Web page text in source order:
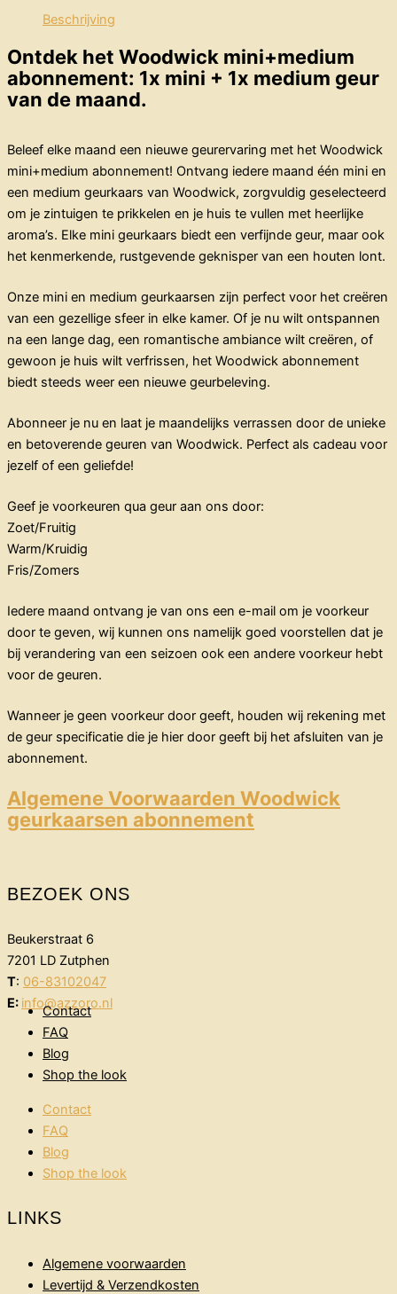
Beschrijving
Ontdek het Woodwick mini+medium
abonnement: 1x mini + 1x medium geur
van de maand.
Beleef elke maand een nieuwe geurervaring met het Woodwick
mini+medium abonnement! Ontvang iedere maand één mini en
een medium geurkaars van Woodwick, zorgvuldig geselecteerd
om je zintuigen te prikkelen en je huis te vullen met heerlijke
aroma’s. Elke mini geurkaars biedt een verfijnde geur, maar ook
het kenmerkende, rustgevende geknisper van een houten lont.
Onze mini en medium geurkaarsen zijn perfect voor het creëren
van een gezellige sfeer in elke kamer. Of je nu wilt ontspannen
na een lange dag, een romantische ambiance wilt creëren, of
gewoon je huis wilt verfrissen, het Woodwick abonnement
biedt steeds weer een nieuwe geurbeleving.
Abonneer je nu en laat je maandelijks verrassen door de unieke
en betoverende geuren van Woodwick. Perfect als cadeau voor
jezelf of een geliefde!
Geef je voorkeuren qua geur aan ons door:
Zoet/Fruitig
Warm/Kruidig
Fris/Zomers
Iedere maand ontvang je van ons een e-mail om je voorkeur
door te geven, wij kunnen ons namelijk goed voorstellen dat je
bij verandering van een seizoen ook een andere voorkeur hebt
voor de geuren.
Wanneer je geen voorkeur door geeft, houden wij rekening met
de geur specificatie die je hier door geeft bij het afsluiten van je
abonnement.
Algemene Voorwaarden Woodwick
geurkaarsen abonnement
BEZOEK ONS
Beukerstraat 6
7201 LD Zutphen
T: 06-83102047
E: info@azzoro.nl
Contact
FAQ
Blog
Shop the look
Contact
FAQ
Blog
Shop the look
LINKS
Algemene voorwaarden
Levertijd & Verzendkosten